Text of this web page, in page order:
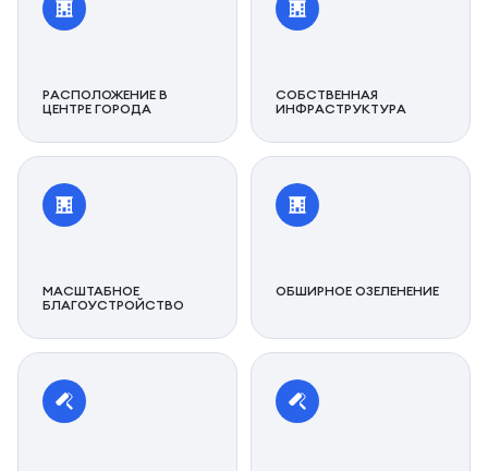
РАСПОЛОЖЕНИЕ В
ЦЕНТРЕ ГОРОДА
СОБСТВЕННАЯ
ИНФРАСТРУКТУРА
МАСШТАБНОЕ
БЛАГОУСТРОЙСТВО
ОБШИРНОЕ ОЗЕЛЕНЕНИЕ